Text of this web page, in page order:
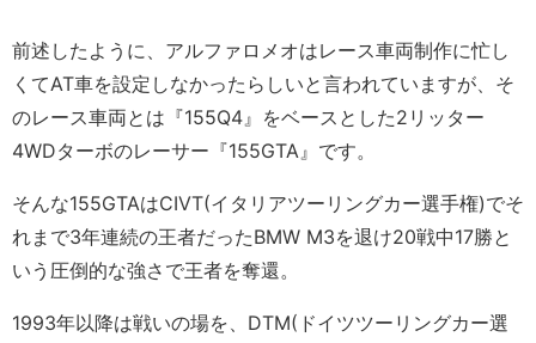
前述したように、アルファロメオはレース車両制作に忙し
くてAT車を設定しなかったらしいと言われていますが、そ
のレース車両とは『155Q4』をベースとした2リッター
4WDターボのレーサー『155GTA』です。
そんな155GTAはCIVT(イタリアツーリングカー選手権)でそ
れまで3年連続の王者だったBMW M3を退け20戦中17勝と
いう圧倒的な強さで王者を奪還。
1993年以降は戦いの場を、DTM(ドイツツーリングカー選